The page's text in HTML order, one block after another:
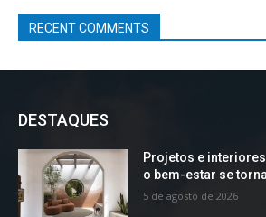
RECENT COMMENTS
DESTAQUES
Projetos e
o bem-estar se
5 de agosto de 2026